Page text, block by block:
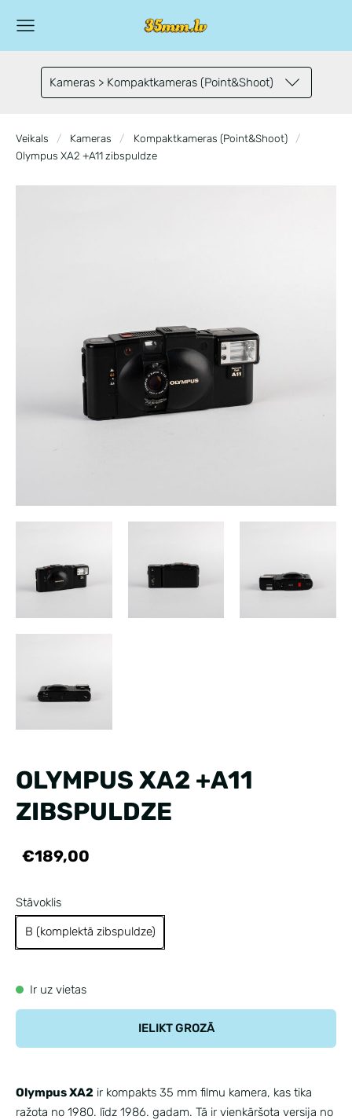
Kameras > Kompaktkameras (Point&Shoot)
Veikals Kameras
Kompaktkameras (Point&Shoot)
Olympus XA2 +A11 zibspuldze
OLYMPUS XA2 +A11
ZIBSPULDZE
€189,00
Stāvoklis
B (komplektā zibspuldze)
Ir uz vietas
IELIKT GROZĀ
Olympus XA2 ir kompakts 35 mm filmu kamera, kas tika
ražota no 1980. līdz 1986. gadam. Tā ir vienkāršota versija no